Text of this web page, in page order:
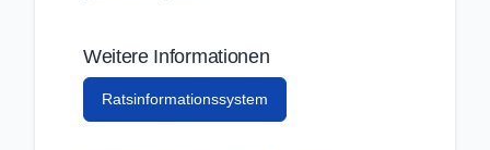
Weitere Informationen
Ratsinformationssystem